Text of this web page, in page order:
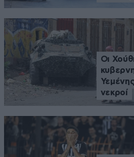
Οι
νεκροί